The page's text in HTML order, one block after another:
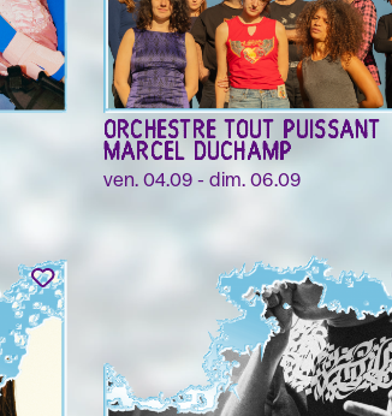
ORCHESTRE TOUT PUISSANT
MARCEL DUCHAMP
ven. 04.09 - dim. 06.09